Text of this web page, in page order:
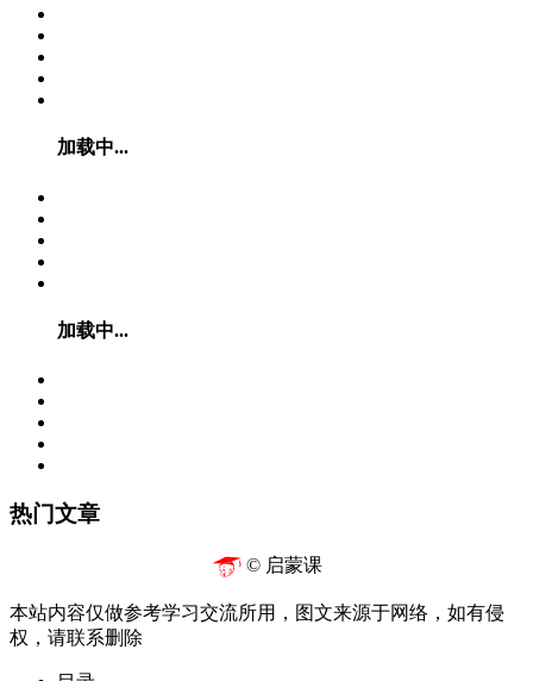
加载中...
加载中...
热门文章
© 启蒙课
本站内容仅做参考学习交流所用，图文来源于网络，如有侵
权，请联系删除